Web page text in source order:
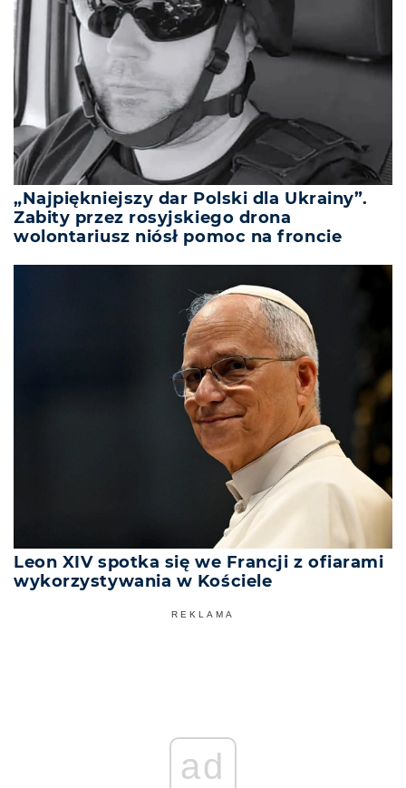
„Najpiękniejszy dar Polski dla Ukrainy”.
Zabity przez rosyjskiego drona
wolontariusz niósł pomoc na froncie
Leon XIV spotka się we Francji z ofiarami
wykorzystywania w Kościele
REKLAMA
ad